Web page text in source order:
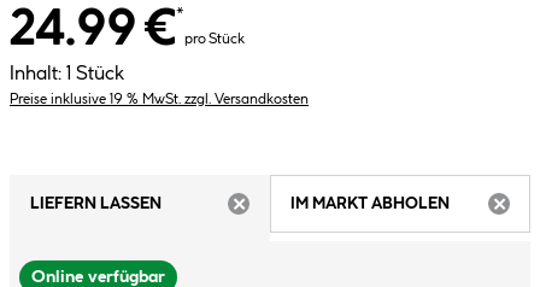
24.99 €*
pro Stück
Inhalt: 1 Stück
Preise inklusive 19 % MwSt. zzgl. Versandkosten
LIEFERN LASSEN
IM MARKT ABHOLEN
Online verfügbar